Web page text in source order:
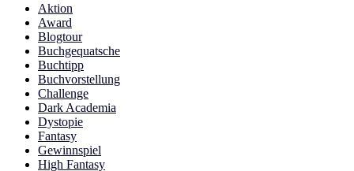
Aktion
Award
Blogtour
Buchgequatsche
Buchtipp
Buchvorstellung
Challenge
Dark Academia
Dystopie
Fantasy
Gewinnspiel
High Fantasy